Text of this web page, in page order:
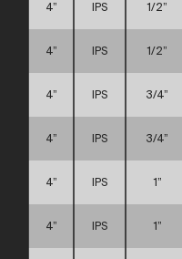
4” IPS 1/2”
4” IPS 1/2”
4” IPS 3/4”
4” IPS 3/4”
4” IPS 1”
4” IPS 1”